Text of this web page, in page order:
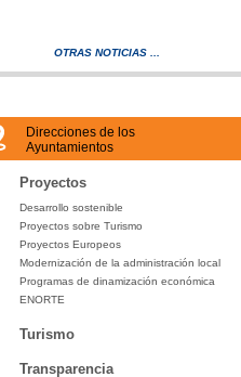
OTRAS NOTICIAS ...
Direcciones de los
Ayuntamientos
Proyectos
Desarrollo sostenible
Proyectos sobre Turismo
Proyectos Europeos
Modernización de la administración local
Programas de dinamización económica
ENORTE
Turismo
Transparencia